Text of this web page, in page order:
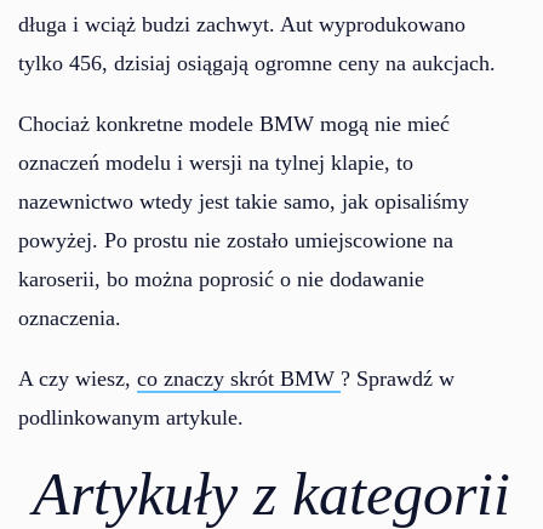
długa i wciąż budzi zachwyt. Aut wyprodukowano
tylko 456, dzisiaj osiągają ogromne ceny na aukcjach.
Chociaż konkretne modele BMW mogą nie mieć
oznaczeń modelu i wersji na tylnej klapie, to
nazewnictwo wtedy jest takie samo, jak opisaliśmy
powyżej. Po prostu nie zostało umiejscowione na
karoserii, bo można poprosić o nie dodawanie
oznaczenia.
A czy wiesz, co znaczy skrót BMW ? Sprawdź w
podlinkowanym artykule.
Artykuły z kategorii